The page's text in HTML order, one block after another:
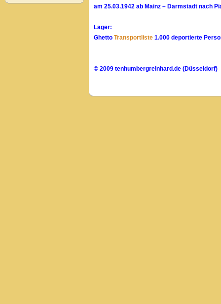
am 25.03.1942 ab Mainz – Darmstadt nach
Lager:
Ghetto Transportliste 1.000 deportierte
© 2009 tenhumbergreinhard.de (Düsseldorf)